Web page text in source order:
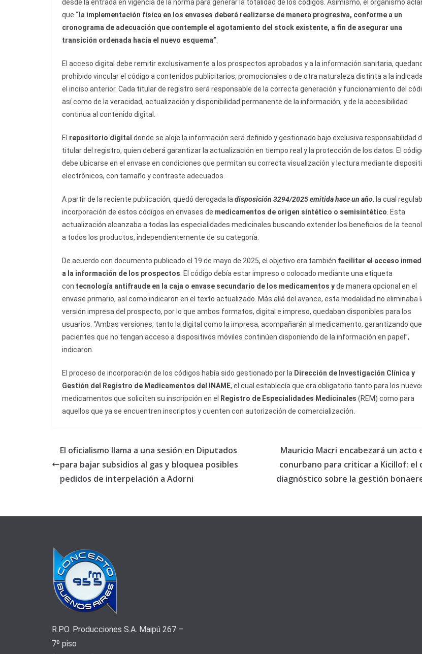
desde la entrada en vigencia de la norma para generar la totalidad de los códigos. Asimismo, el organismo
que “la implementación física en los envases deberá realizarse de manera progresiva, conforme a un
cronograma de adecuación que contemple el agotamiento del stock existente, a fin de asegurar una
transición ordenada hacia el nuevo esquema”.
El acceso digital debe remitir exclusivamente a los prospectos aprobados y a la información sanitaria,
prohibido vincular el código a contenidos publicitarios, promocionales o de otra naturaleza distinta a la
el inciso anterior. Cada titular de registro será responsable de la correcta generación y funcionamiento del
así como de la veracidad, actualización y disponibilidad permanente de la información, y de la accesibilidad
continua al contenido digital.
El repositorio digital donde se aloje la información será definido y gestionado bajo exclusiva responsabilidad
titular del registro, quien deberá garantizar la actualización en tiempo real y la protección de los datos. El
debe ubicarse en el envase en condiciones que permitan su correcta visualización y lectura mediante
electrónicos, con tamaño y contraste adecuados.
A partir de la reciente publicación, quedó derogada ladisposición 3294/2025 emitida hace un año, la cual
incorporación de estos códigos en envases de medicamentos de origen sintético o semisintético. Esta
actualización alcanzaba a todas las especialidades medicinales buscando extender los beneficios de la
a todos los productos, independientemente de su categoría.
De acuerdo con documento publicado el 19 de mayo de 2025, el objetivo era también facilitar el acceso
a la información de los prospectos. El código debía estar impreso o colocado mediante una etiqueta
con tecnología antifraude en la caja o envase secundario de los medicamentos yde manera opcional en el
envase primario, así como indicaron en el texto actualizado. Más allá del avance, esta modalidad no eliminaba
versión impresa del prospecto, por lo que ambos formatos, digital e impreso, quedaban disponibles para los
usuarios. “Ambas versiones, tanto la digital como la impresa, acompañarán al medicamento, garantizando
pacientes que no tengan acceso a dispositivos móviles continúen disponiendo de la información en papel”,
indicaron.
El proceso de incorporación de los códigos había sido gestionado por la Dirección de Investigación Clínica y
Gestión del Registro de Medicamentos del INAME, el cual establecía que era obligatorio tanto para los
medicamentos que soliciten su inscripción en el
Registro de Especialidades Medicinales (REM) como para
aquellos que ya se encuentren inscriptos y cuenten con autorización de comercialización.
El oficialismo llama a una sesión en Diputados
para bajar subsidios al gas y bloquea posibles
pedidos de interpelación a Adorni
Mauricio Macri encabezará un acto
conurbano para criticar a Kicillof: el
diagnóstico sobre la gestión
R.P.O. Producciones S.A. Maipú 267 –
7º piso